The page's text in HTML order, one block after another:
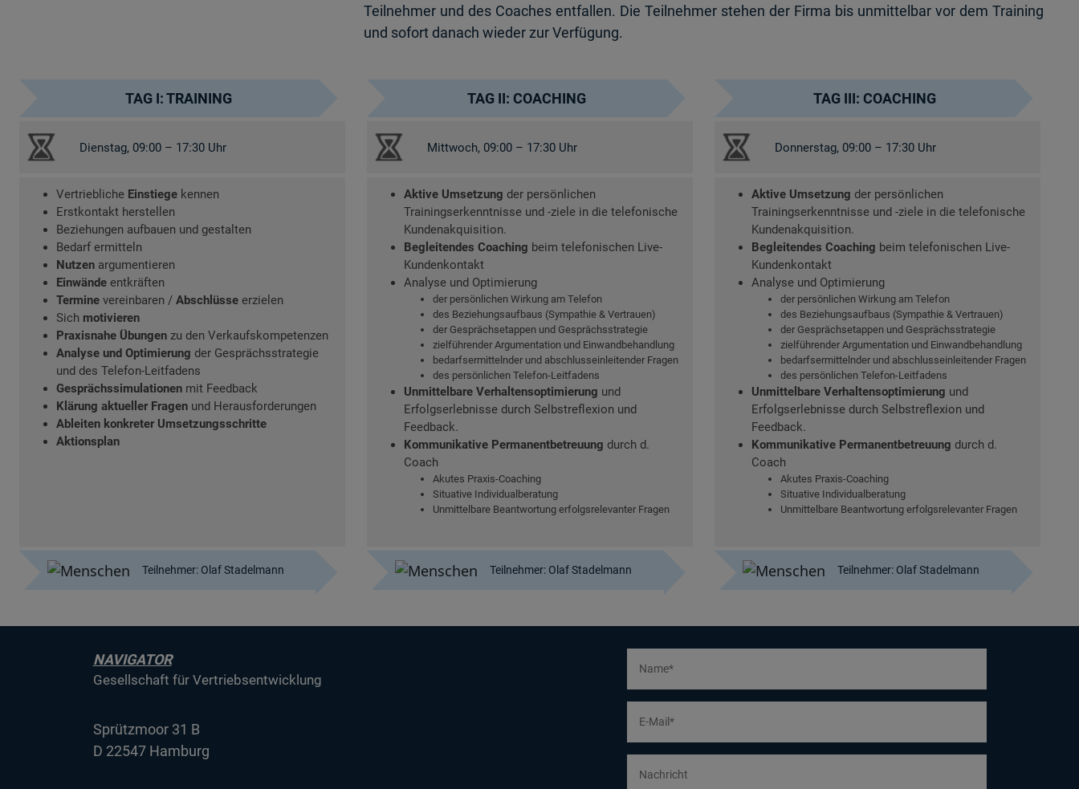
Teilnehmer und des Coaches entfallen. Die Teilnehmer stehen der Firma bis unmittelbar vor dem Training
und sofort danach wiederzur Verfügung.
TAG I: TRAINING
Dienstag, 09:00 – 17:30 Uhr
Vertriebliche Einstiegekennen
Erstkontakt herstellen
Beziehungen aufbauen und gestalten
Bedarf ermitteln
Nutzenargumentieren
Einwändeentkräften
Terminevereinbaren / Abschlüsseerzielen
Sich motivieren
Praxisnahe Übungenzu den Verkaufskompetenzen
Analyse und Optimierung der Gesprächsstrategie
und des Telefon-Leitfadens
Gesprächssimulationenmit Feedback
Klärung aktueller Fragenund Herausforderungen
Ableiten konkreter Umsetzungsschritte
Aktionsplan
Teilnehmer: Olaf Stadelmann
TAG II: COACHING
Mittwoch, 09:00 – 17:30 Uhr
Aktive Umsetzung der persönlichen
Trainingserkenntnisse und -ziele in die telefonische
Kundenakquisition.
Begleitendes Coaching beim telefonischen Live-
Kundenkontakt
Analyse und Optimierung
der persönlichen Wirkung am Telefon
des Beziehungsaufbaus (Sympathie & Vertrauen)
der Gesprächsetappen und Gesprächsstrategie
zielführender Argumentation und Einwandbehandlung
bedarfsermittelnder und abschlusseinleitender Fragen
des persönlichen Telefon-Leitfadens
Unmittelbare Verhaltensoptimierung und
Erfolgserlebnisse durch Selbstreflexion und
Feedback.
Kommunikative Permanentbetreuung durch d.
Coach
Akutes Praxis-Coaching
Situative Individualberatung
Unmittelbare Beantwortung erfolgsrelevanter Fragen
Teilnehmer: Olaf Stadelmann
TAG III: COACHING
Donnerstag, 09:00 – 17:30 Uhr
Aktive Umsetzung der persönlichen
Trainingserkenntnisse und -ziele in die telefonische
Kundenakquisition.
Begleitendes Coaching beim telefonischen Live-
Kundenkontakt
Analyse und Optimierung
der persönlichen Wirkung am Telefon
des Beziehungsaufbaus (Sympathie & Vertrauen)
der Gesprächsetappen und Gesprächsstrategie
zielführender Argumentation und Einwandbehandlung
bedarfsermittelnder und abschlusseinleitender Fragen
des persönlichen Telefon-Leitfadens
Unmittelbare Verhaltensoptimierung und
Erfolgserlebnisse durch Selbstreflexion und
Feedback.
Kommunikative Permanentbetreuung durch d.
Coach
Akutes Praxis-Coaching
Situative Individualberatung
Unmittelbare Beantwortung erfolgsrelevanter Fragen
Teilnehmer: Olaf Stadelmann
NAVIGATOR
Gesellschaft für Vertriebsentwicklung
Sprützmoor 31 B
D 22547 Hamburg